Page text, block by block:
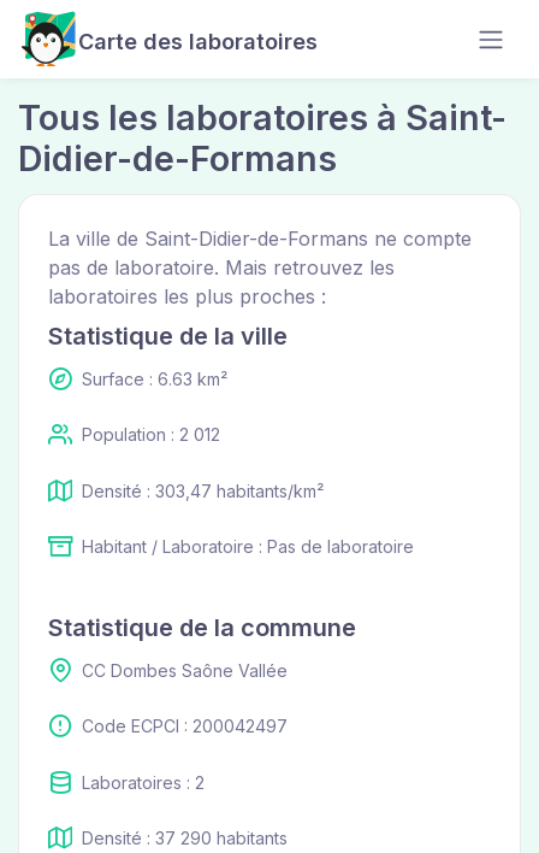
Carte des laboratoires
Tous les laboratoires à Saint-
Didier-de-Formans
La ville de Saint-Didier-de-Formans ne compte
pas de laboratoire. Mais retrouvez les
laboratoires les plus proches :
Statistique de la ville
Surface : 6.63 km²
Population : 2 012
Densité : 303,47 habitants/km²
Habitant / Laboratoire : Pas de laboratoire
Statistique de la commune
CC Dombes Saône Vallée
Code ECPCI : 200042497
Laboratoires : 2
Densité : 37 290 habitants